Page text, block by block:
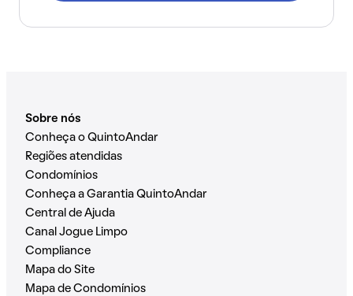
Sobre nós
Conheça o QuintoAndar
Regiões atendidas
Condomínios
Conheça a Garantia QuintoAndar
Central de Ajuda
Canal Jogue Limpo
Compliance
Mapa do Site
Mapa de Condomínios